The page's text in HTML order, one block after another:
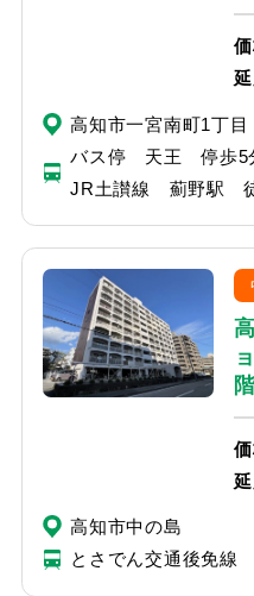
高知市一宮南町1丁目
バス停 天王 停歩5
JR土讃線 薊野駅
高知市中の島
とさでん交通後免